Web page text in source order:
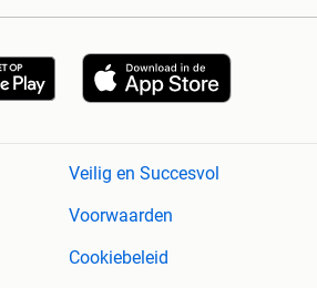
Veilig en Succesvol
Voorwaarden
Cookiebeleid